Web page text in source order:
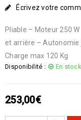
Écrivez votre
Pliable – Moteur 250
et arrière – Autonomie
Charge max 120 Kg
Disponibilité : En stock
253,00€